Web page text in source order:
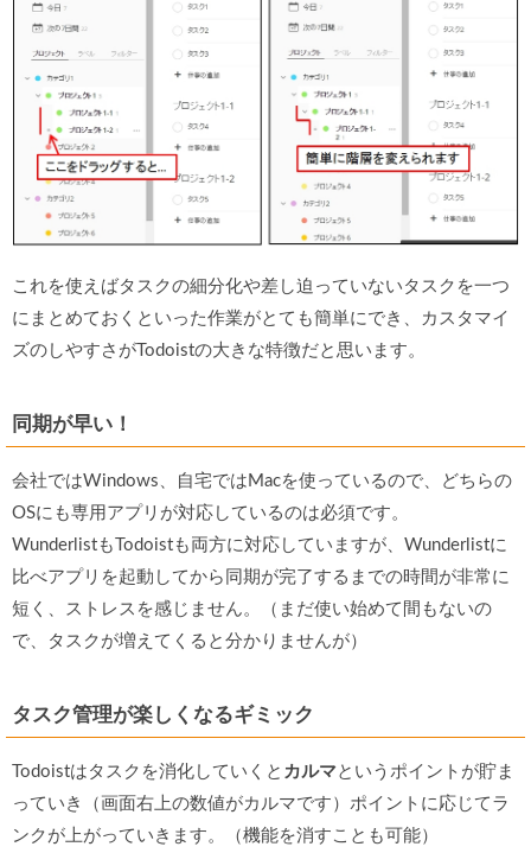
これを使えばタスクの細分化や差し迫っていないタスクを一つ
にまとめておくといった作業がとても簡単にでき、カスタマイ
ズのしやすさがTodoistの大きな特徴だと思います。
同期が早い！
会社ではWindows、自宅ではMacを使っているので、どちらの
OSにも専用アプリが対応しているのは必須です。
WunderlistもTodoistも両方に対応していますが、Wunderlistに
比べアプリを起動してから同期が完了するまでの時間が非常に
短く、ストレスを感じません。（まだ使い始めて間もないの
で、タスクが増えてくると分かりませんが）
タスク管理が楽しくなるギミック
Todoistはタスクを消化していくと カルマというポイントが貯ま
っていき（画面右上の数値がカルマです）ポイントに応じてラ
ンクが上がっていきます。（機能を消すことも可能）